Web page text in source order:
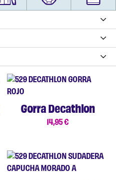
Gorra Decathlon
14,95 €